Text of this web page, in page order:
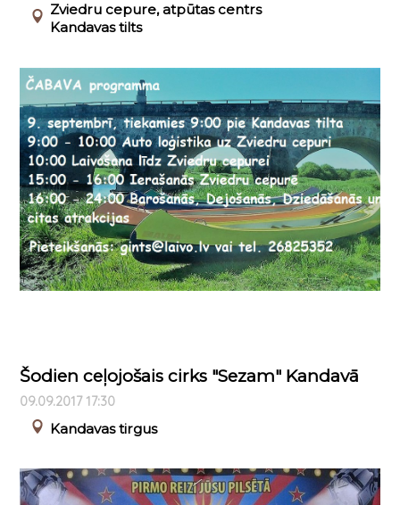
Zviedru cepure, atpūtas centrs
Kandavas tilts
Šodien ceļojošais cirks "Sezam" Kandavā
09.09.2017 17:30
Kandavas tirgus